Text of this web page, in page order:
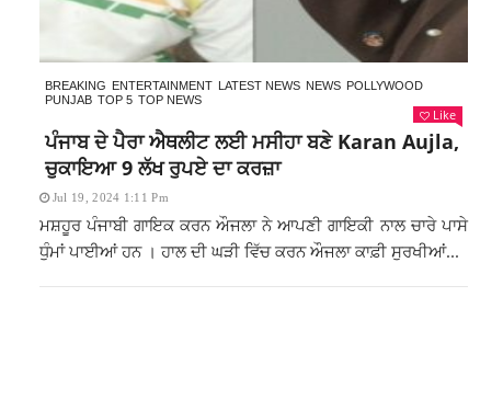
BREAKING ENTERTAINMENT LATEST NEWS NEWS POLLYWOOD
PUNJAB TOP 5 TOP NEWS
Like
ਪੰਜਾਬ ਦੇ ਪੈਰਾ ਐਥਲੀਟ ਲਈ ਮਸੀਹਾ ਬਣੇ Karan Aujla,
ਚੁਕਾਇਆ 9 ਲੱਖ ਰੁਪਏ ਦਾ ਕਰਜ਼ਾ
Jul 19, 2024 1:11 Pm
ਮਸ਼ਹੂਰ ਪੰਜਾਬੀ ਗਾਇਕ ਕਰਨ ਔਜਲਾ ਨੇ ਆਪਣੀ ਗਾਇਕੀ ਨਾਲ ਚਾਰੇ ਪਾਸੇ
ਧੁੰਮਾਂ ਪਾਈਆਂ ਹਨ । ਹਾਲ ਦੀ ਘੜੀ ਵਿੱਚ ਕਰਨ ਔਜਲਾ ਕਾਫ਼ੀ ਸੁਰਖੀਆਂ...